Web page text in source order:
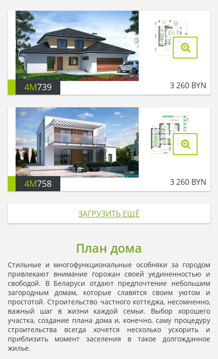
4M739 3 260 BYN
4M758 3 260 BYN
ЗАГРУЗИТЬ ЕЩЁ
План дома
Стильные и многофункциональные особняки за городом
привлекают внимание горожан своей уединенностью и
свободой. В Беларуси отдают предпочтение небольшим
загородным домам, которые славятся своим уютом и
простотой. Строительство частного коттеджа, несомненно,
важный шаг в жизни каждой семьи. Выбор хорошего
участка, создание плана дома и, конечно, саму процедуру
строительства всегда хочется несколько ускорить и
приблизить момент заселения в такое долгожданное
жилье.